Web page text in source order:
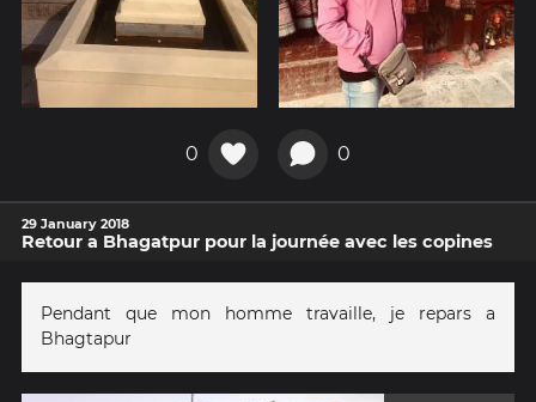
0 0
29 January 2018
Retour a Bhagatpur pour la journée avec les copines
Pendant que mon homme travaille, je repars a
Bhagtapur